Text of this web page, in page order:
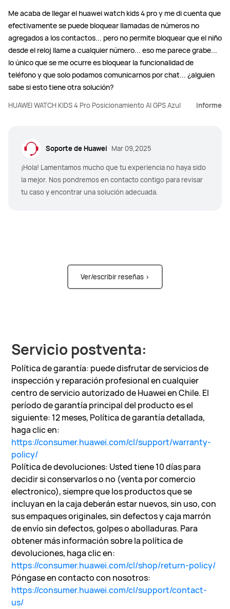
Me acaba de llegar el huawei watch kids 4 pro y me di cuenta que
efectivamente se puede bloquear llamadas de números no
agregados a los contactos... pero no permite bloquear que el niño
desde el reloj llame a cualquier número... eso me parece grabe...
lo único que se me ocurre es bloquear la funcionalidad de
teléfono y que solo podamos comunicarnos por chat... ¿alguien
sabe si esto tiene otra solución?
HUAWEI WATCH KIDS 4 Pro Posicionamiento AI GPS Azul informe
Soporte de Huawei Mar 09,2025
¡Hola! Lamentamos mucho que tu experiencia no haya sido
la mejor. Nos pondremos en contacto contigo para revisar
tu caso y encontrar una solución adecuada.
Ver/escribir reseñas >
Servicio postventa:
Política de garantía: puede disfrutar de servicios de
inspección y reparación profesional en cualquier
centro de servicio autorizado de Huawei en Chile. El
período de garantía principal del producto es el
siguiente: 12 meses, Política de garantía detallada,
haga clic en:
https://consumer.huawei.com/cl/support/warranty-
policy/
Política de devoluciones: Usted tiene 10 días para
decidir si conservarlos o no (venta por comercio
electronico), siempre que los productos que se
incluyan en la caja deberán estar nuevos, sin uso, con
sus empaques originales, sin defectos y caja marrón
de envío sin defectos, golpes o abolladuras. Para
obtener más información sobre la política de
devoluciones, haga clic en:
https://consumer.huawei.com/cl/shop/return-policy/
Póngase en contacto con nosotros:
https://consumer.huawei.com/cl/support/contact-
us/